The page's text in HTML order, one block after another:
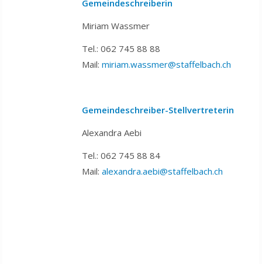
Gemeindeschreiberin
Miriam Wassmer
Tel.: 062 745 88 88
Mail:miriam.wassmer@staffelbach.ch
Gemeindeschreiber-Stellvertreterin
Alexandra Aebi
Tel.: 062 745 88 84
Mail:alexandra.aebi@staffelbach.ch